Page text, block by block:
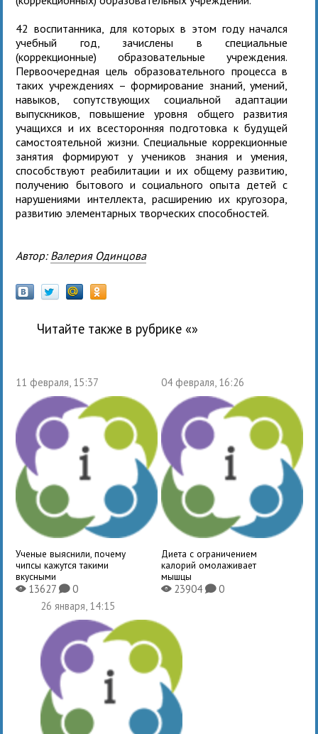
42 воспитанника, для которых в этом году начался
учебный год, зачислены в специальные
(коррекционные) образовательные учреждения.
Первоочередная цель образовательного процесса в
таких учреждениях – формирование знаний, умений,
навыков, сопутствующих социальной адаптации
выпускников, повышение уровня общего развития
учащихся и их всесторонняя подготовка к будущей
самостоятельной жизни. Специальные коррекционные
занятия формируют у учеников знания и умения,
способствуют реабилитации и их общему развитию,
получению бытового и социального опыта детей с
нарушениями интеллекта, расширению их кругозора,
развитию элементарных творческих способностей.
Автор: Валерия Одинцова
Читайте также в рубрике «»
11 февраля, 15:37
Ученые выяснили, почему
чипсы кажутся такими
вкусными
X13627K0
04 февраля, 16:26
Диета с ограничением
калорий омолаживает
мышцы
X23904 K0
26 января, 14:15